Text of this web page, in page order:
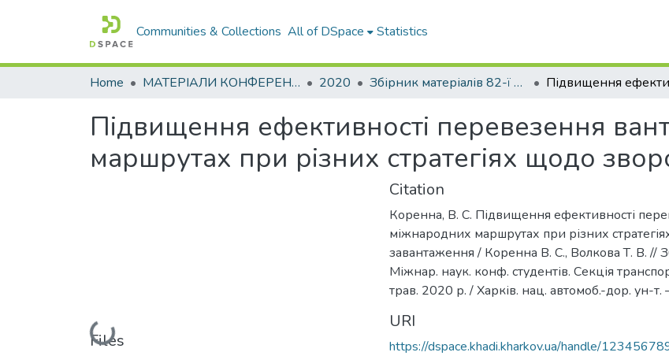
Communities & Collections All of DSpace Statistics
Home МАТЕРІАЛИ КОНФЕРЕНЦІЙ 2020 Збірник матеріалів 82-ї Міжнародної наукової конференції студентів. Секція транспортних технологій
Підвищення ефективності перевезення
маршрутах при різних стратегіях щодо
Loading...
Files
Citation
Коренна, В. С. Підвищення ефективності
міжнародних маршрутах при різних
завантаження / Коренна В. С., Волкова Т. В. //
Міжнар. наук. конф. студентів. Секція
трав. 2020 р. / Харків. нац. автомоб.-дор. ун-
URI
https://dspace.khadi.kharkov.ua/handle/